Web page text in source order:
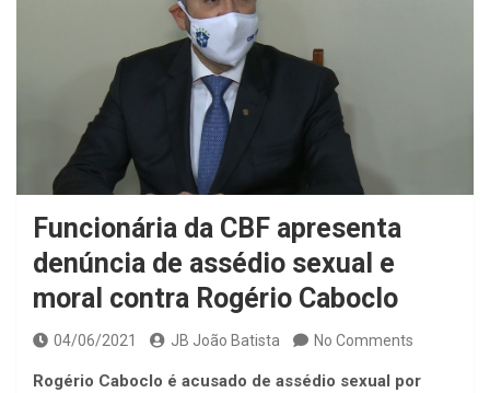
Funcionária da CBF apresenta
denúncia de assédio sexual e
moral contra Rogério Caboclo
04/06/2021 JB João Batista No Comments
Rogério Caboclo é acusado de assédio sexual por